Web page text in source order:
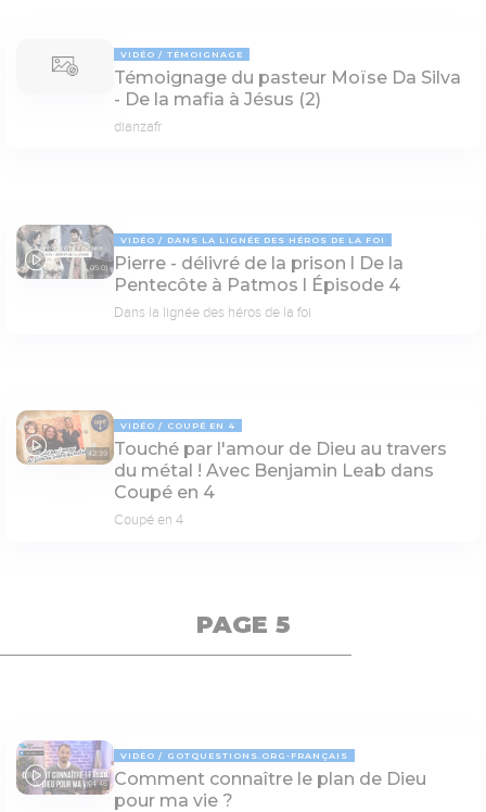
VIDÉO TÉMOIGNAGE
Témoignage du pasteur Moïse Da Silva
- De la mafia à Jésus (2)
dianzafr
05:01
VIDÉO DANS LA LIGNÉE DES HÉROS DE LA FOI
Pierre - délivré de la prison l De la
Pentecôte à Patmos l Épisode 4
Dans la lignée des héros de la foi
42:39
VIDÉO COUPÉ EN 4
Touché par l'amour de Dieu au travers
du métal ! Avec Benjamin Leab dans
Coupé en 4
Coupé en 4
PAGE 5
04:46
VIDÉO GOTQUESTIONS.ORG-FRANÇAIS
Comment connaître le plan de Dieu
pour ma vie ?